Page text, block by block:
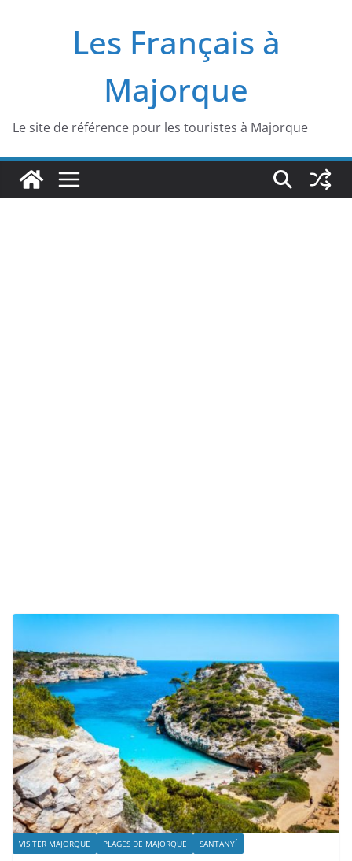
Les Français à
Majorque
Le site de référence pour les touristes à Majorque
VISITER MAJORQUE PLAGES DE MAJORQUE SANTANYÍ